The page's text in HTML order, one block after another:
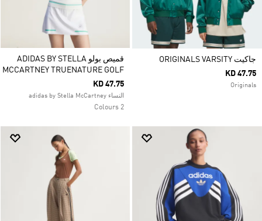
جاكيت ORIGINALS VARSITY
KD 47.75
Originals
قميص بولو ADIDAS BY STELLA
MCCARTNEY TRUENATURE GOLF
KD 47.75
النساء adidas by Stella McCartney
2 Colours